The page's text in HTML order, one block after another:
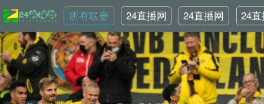
所有联赛
24直播网
NBA
24直播网
世界杯
24
英